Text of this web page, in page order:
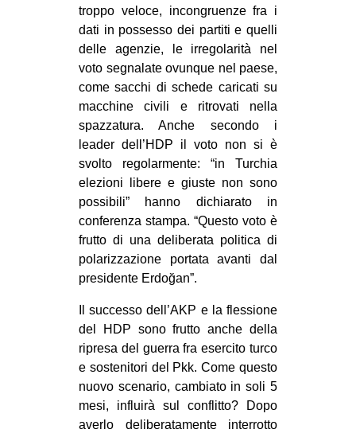
in
Fb
ms
SEARCH
troppo veloce, incongruenze fra i
dati in possesso dei partiti e quelli
delle agenzie, le irregolarità nel
voto segnalate ovunque nel paese,
come sacchi di schede caricati su
macchine civili e ritrovati nella
spazzatura. Anche secondo i
leader dell’HDP il voto non si è
svolto regolarmente: “in Turchia
elezioni libere e giuste non sono
possibili” hanno dichiarato in
conferenza stampa. “Questo voto è
frutto di una deliberata politica di
polarizzazione portata avanti dal
presidente Erdoğan”.
Il successo dell’AKP e la flessione
del HDP sono frutto anche della
ripresa del guerra fra esercito turco
e sostenitori del Pkk. Come questo
nuovo scenario, cambiato in soli 5
mesi, influirà sul conflitto? Dopo
averlo deliberatamente interrotto